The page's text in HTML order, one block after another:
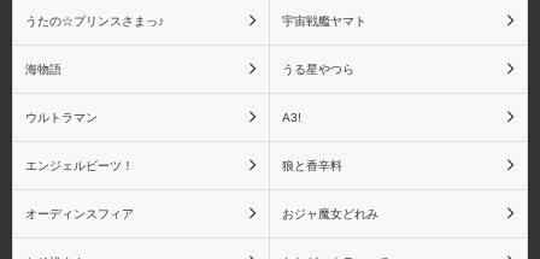
伊黒 小芭内 不死川 実弥
悲鳴嶼 行冥
うたの☆プリンスさまっ♪ 宇宙戦艦ヤマト
海物語 うる星やつら
ウルトラマン A3!
エンジェルビーツ！ 狼と香辛料
オーディンスフィア おジャ魔女どれみ